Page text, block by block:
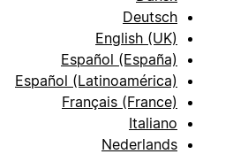
Deutsch
English (UK)
Español (España)
Español (Latinoamérica)
Français (France)
Italiano
Nederlands